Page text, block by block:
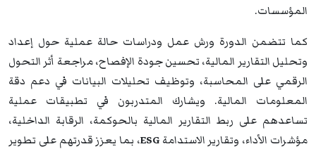
المؤسسات.
كما تتضمن الدورة ورش عمل ودراسات حالة عملية حول إعداد
وتحليل التقارير المالية، تحسين جودة الإفصاح، مراجعة أثر التحول
الرقمي على المحاسبة، وتوظيف تحليلات البيانات في دعم دقة
المعلومات المالية. ويشارك المتدربون في تطبيقات عملية
تساعدهم على ربط التقارير المالية بالحوكمة، الرقابة الداخلية،
مؤشرات الأداء، وتقارير الاستدامةESG، بما يعزز قدرتهم على تطوير